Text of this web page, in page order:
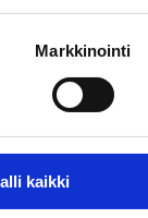
Markkinointi
kaikki